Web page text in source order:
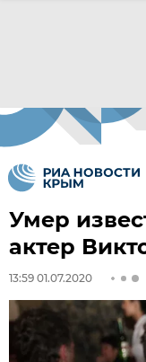
Умер
актер
13:59 01.07.2020